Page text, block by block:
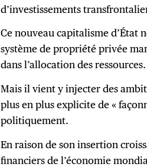
d’investissements
Ce nouveau capitalisme d’État
système de propriété privée
dans l’allocation des ressources.
Mais il vient y injecter des
plus en plus explicite de «
politiquement.
En raison de son insertion
financiers de l’économie